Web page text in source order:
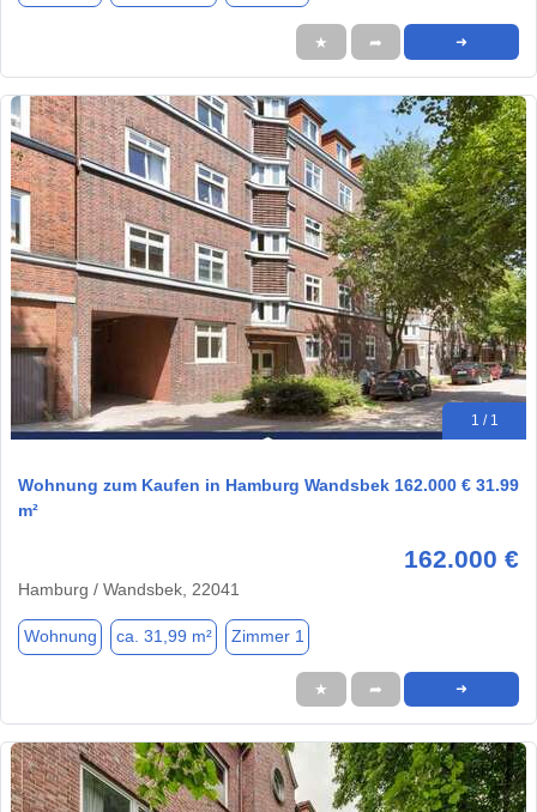
★ ➦ ➜
1 / 1
Wohnung zum Kaufen in Hamburg Wandsbek 162.000 € 31.99
m²
162.000 €
Hamburg / Wandsbek, 22041
Wohnung ca. 31,99 m² Zimmer 1
★ ➦ ➜